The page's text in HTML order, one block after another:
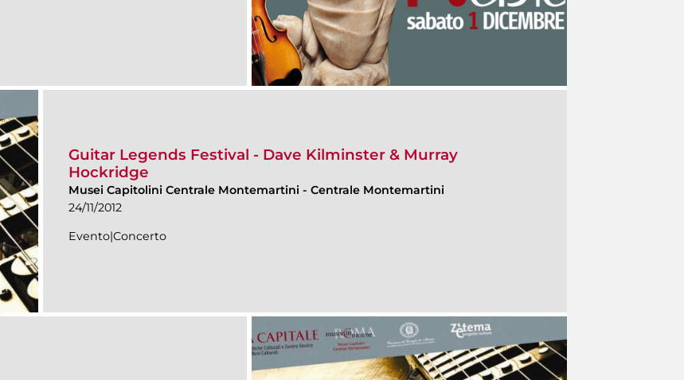
Guitar Legends Festival - Dave Kilminster & Murray
Hockridge
Musei Capitolini Centrale Montemartini - Centrale Montemartini
24/11/2012
Evento|Concerto